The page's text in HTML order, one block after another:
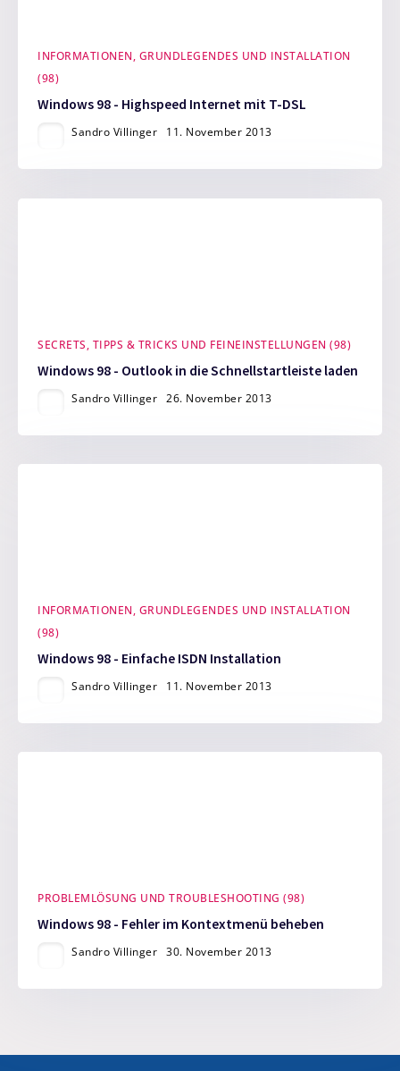
INFORMATIONEN, GRUNDLEGENDES UND INSTALLATION
(98)
Windows 98 - Highspeed Internet mit T-DSL
Sandro Villinger 11. November 2013
SECRETS, TIPPS & TRICKS UND FEINEINSTELLUNGEN (98)
Windows 98 - Outlook in die Schnellstartleiste laden
Sandro Villinger 26. November 2013
INFORMATIONEN, GRUNDLEGENDES UND INSTALLATION
(98)
Windows 98 - Einfache ISDN Installation
Sandro Villinger 11. November 2013
PROBLEMLÖSUNG UND TROUBLESHOOTING (98)
Windows 98 - Fehler im Kontextmenü beheben
Sandro Villinger 30. November 2013